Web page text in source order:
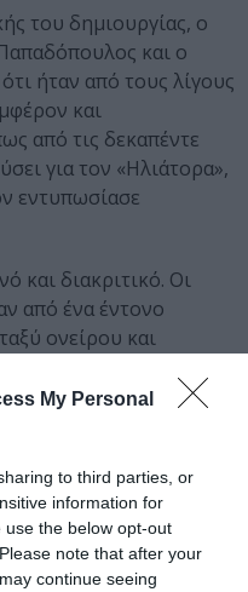
My Personal
to third parties, or
information for
the below opt-out
note that after your
continue seeing
του δημιουργίας, ο
και ο
ήταν από τους λίγους
και
από τις δεκαπέντε
για τον «Ηλιάτορα»,
εντυπωσίασε
και διακριτικό. Οι
από ένα έντονο
ονείρου και
ισορροπημένη
Καρυωτάκη και
τη Μύκονο, σύνολα
σε
Σχολείο παραδοσιακής